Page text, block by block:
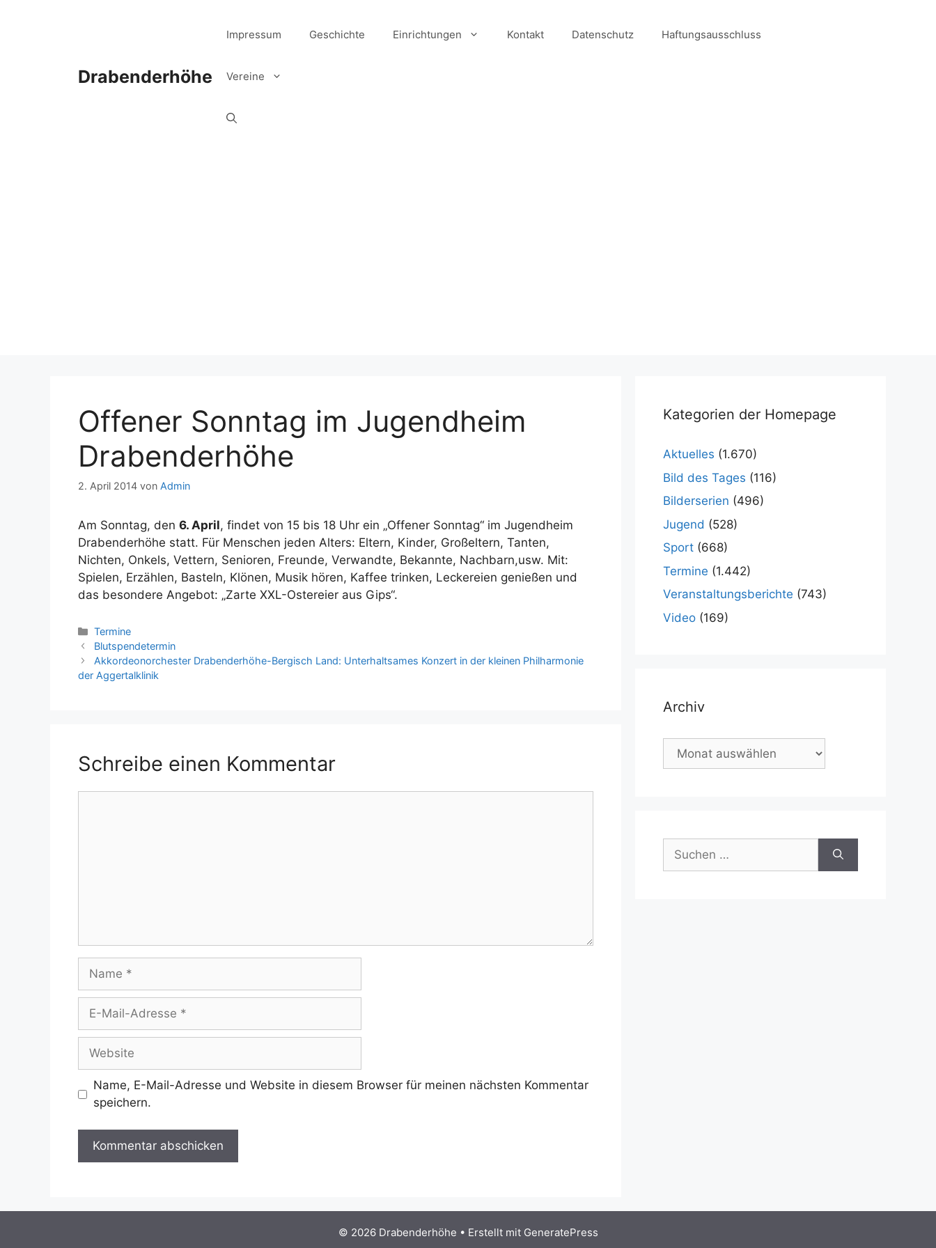
Drabenderhöhe
Impressum Geschichte Einrichtungen Kontakt Datenschutz Haftungsausschluss
Vereine
Offener Sonntag im Jugendheim
Drabenderhöhe
2. April 2014 von Admin
Am Sonntag, den 6. April, findet von 15 bis 18 Uhr ein „Offener Sonntag“ im Jugendheim
Drabenderhöhe statt. Für Menschen jeden Alters: Eltern, Kinder, Großeltern, Tanten,
Nichten, Onkels, Vettern, Senioren, Freunde, Verwandte, Bekannte, Nachbarn,usw. Mit:
Spielen, Erzählen, Basteln, Klönen, Musik hören, Kaffee trinken, Leckereien genießen und
das besondere Angebot: „Zarte XXL-Ostereier aus Gips“.
Kategorien
Termine
Blutspendetermin
Akkordeonorchester Drabenderhöhe-Bergisch Land: Unterhaltsames Konzert in der kleinen Philharmonie
der Aggertalklinik
Schreibe einen Kommentar
Name
Adresse
Website
Name, E-Mail-Adresse und Website in diesem Browser für meinen nächsten Kommentar
speichern.
Kategorien der Homepage
Aktuelles (1.670)
Bild des Tages (116)
Bilderserien (496)
Jugend (528)
Sport (668)
Termine (1.442)
Veranstaltungsberichte (743)
Video (169)
Archiv
Archiv
nach:
© 2026 Drabenderhöhe • Erstellt mit GeneratePress